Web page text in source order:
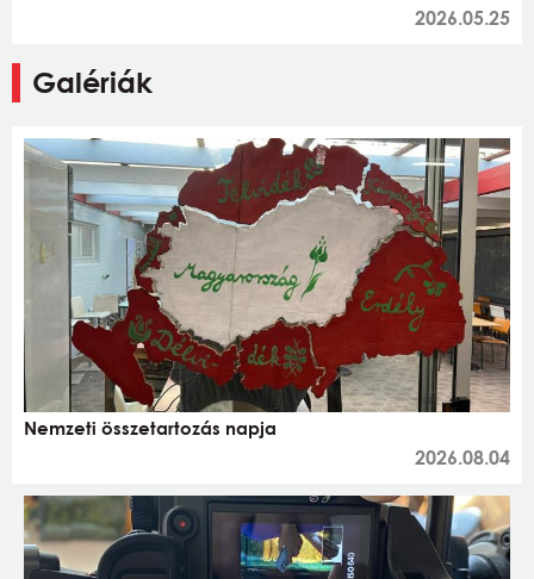
2026.05.25
Galériák
Nemzeti összetartozás napja
2026.08.04